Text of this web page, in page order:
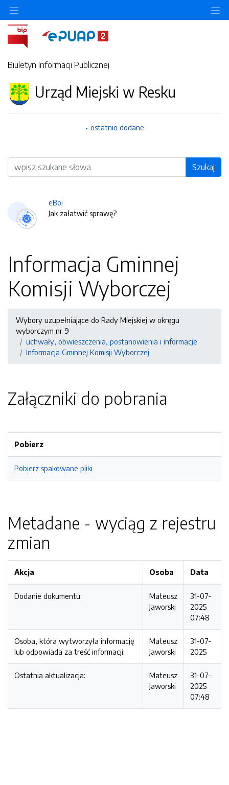
Biuletyn Informacji Publicznej
Urząd Miejski w Resku
ostatnio dodane
Wyszukiwarka Szukaj
eBoi
Jak załatwić sprawę?
Informacja Gminnej
Komisji Wyborczej
Wybory uzupełniające do Rady Miejskiej w okręgu
wyborczym nr 9
uchwały, obwieszczenia, postanowienia i informacje
Informacja Gminnej Komisji Wyborczej
Załączniki do pobrania
Pobierz
Pobierz spakowane pliki
Metadane - wyciąg z rejestru
zmian
Akcja Osoba Data
Dodanie dokumentu:
Mateusz
Jaworski
31-07-
2025
07:48
Osoba, która wytworzyła informację
lub odpowiada za treść informacji:
Mateusz
Jaworski
31-07-
2025
Ostatnia aktualizacja:
Mateusz
Jaworski
31-07-
2025
07:48